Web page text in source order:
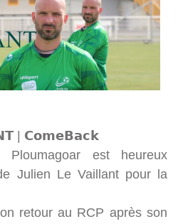
| 𝗖𝗼𝗺𝗲𝗕𝗮𝗰𝗸
est heureux
Julien Le Vaillant pour la
retour au RCP après son